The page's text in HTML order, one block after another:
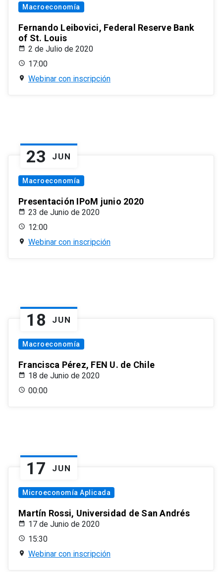
Macroeconomía
Fernando Leibovici, Federal Reserve Bank
of St. Louis
2 de Julio de 2020
17:00
Webinar con inscripción
23 JUN
Macroeconomía
Presentación IPoM junio 2020
23 de Junio de 2020
12:00
Webinar con inscripción
18 JUN
Macroeconomía
Francisca Pérez, FEN U. de Chile
18 de Junio de 2020
00:00
17 JUN
Microeconomía Aplicada
Martín Rossi, Universidad de San Andrés
17 de Junio de 2020
15:30
Webinar con inscripción